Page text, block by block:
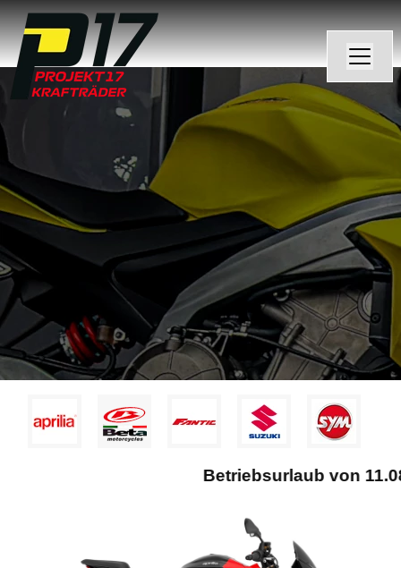
Betriebsurlaub von